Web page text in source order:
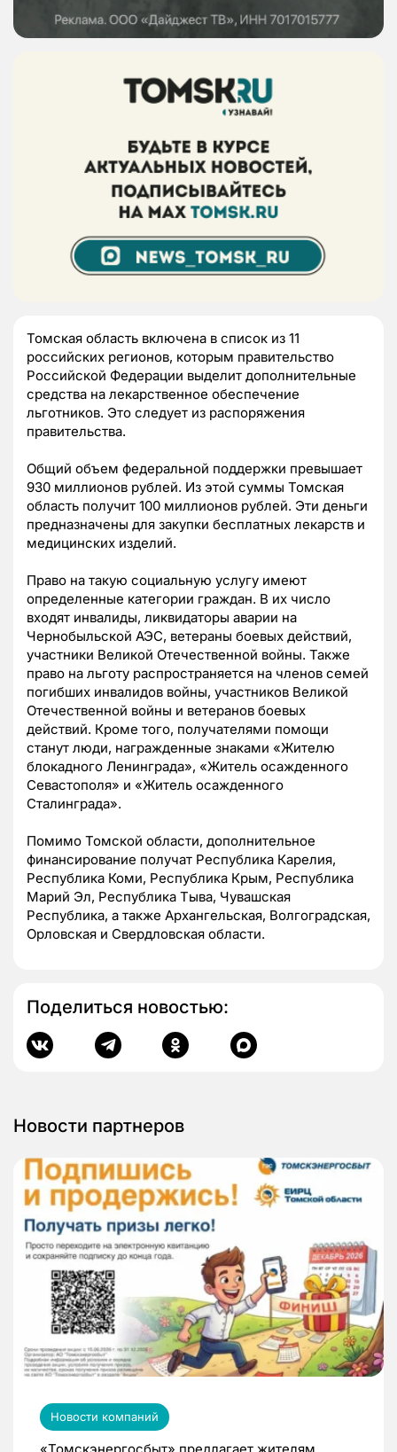
Томская область включена в список из 11
российских регионов, которым правительство
Российской Федерации выделит дополнительные
средства на лекарственное обеспечение
льготников. Это следует из распоряжения
правительства.
Общий объем федеральной поддержки превышает
930 миллионов рублей. Из этой суммы Томская
область получит 100 миллионов рублей. Эти деньги
предназначены для закупки бесплатных лекарств и
медицинских изделий.
Право на такую социальную услугу имеют
определенные категории граждан. В их число
входят инвалиды, ликвидаторы аварии на
Чернобыльской АЭС, ветераны боевых действий,
участники Великой Отечественной войны. Также
право на льготу распространяется на членов семей
погибших инвалидов войны, участников Великой
Отечественной войны и ветеранов боевых
действий. Кроме того, получателями помощи
станут люди, награжденные знаками «Жителю
блокадного Ленинграда», «Житель осажденного
Севастополя» и «Житель осажденного
Сталинграда».
Помимо Томской области, дополнительное
финансирование получат Республика Карелия,
Республика Коми, Республика Крым, Республика
Марий Эл, Республика Тыва, Чувашская
Республика, а также Архангельская, Волгоградская,
Орловская и Свердловская области.
Поделиться новостью:
Новости партнеров
Новости компаний